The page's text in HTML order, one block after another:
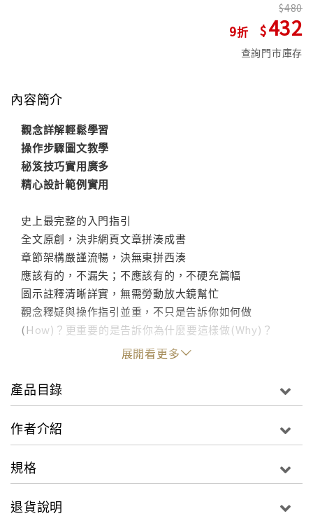
9
480
432
查詢門市庫存
內容簡介
觀念詳解輕鬆學習
操作步驟圖文教學
秘笈技巧實用廣多
精心設計範例實用
史上最完整的入門指引
全文原創，決非網頁文章拼湊成書
章節架構嚴謹流暢，決無東拼西湊
應該有的，不漏失；不應該有的，不硬充篇幅
圖示註釋清晰詳實，無需勞動放大鏡幫忙
觀念釋疑與操作指引並重，不只是告訴你如何做
(How)？更重要的是告訴你為什麼要這樣做(Why)？
展開看更多
產品目錄
作者介紹
規格
退貨說明